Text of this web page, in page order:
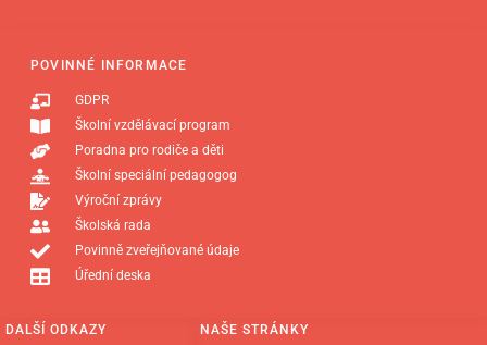
NAŠE STRÁNKY
DALŠÍ ODKAZY
POVINNÉ INFORMACE
GDPR
Školní vzdělávací program
Poradna pro rodiče a děti
Školní speciální pedagogog
Výroční zprávy
Školská rada
Povinně zveřejňované údaje
Úřední deska